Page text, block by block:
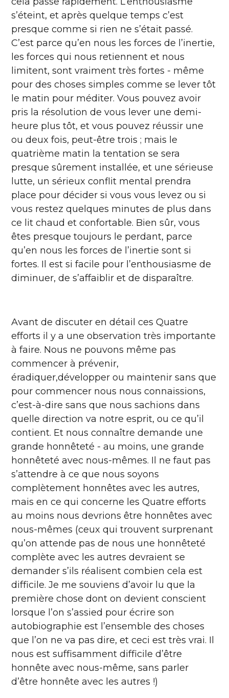
s’éteint, et après quelque temps c’est
presque comme si rien ne s’était passé.
C’est parce qu’en nous les forces de l’inertie,
les forces qui nous retiennent et nous
limitent, sont vraiment très fortes - même
pour des choses simples comme se lever tôt
le matin pour méditer. Vous pouvez avoir
pris la résolution de vous lever une demi-
heure plus tôt, et vous pouvez réussir une
ou deux fois, peut-être trois ; mais le
quatrième matin la tentation se sera
presque sûrement installée, et une sérieuse
lutte, un sérieux conflit mental prendra
place pour décider si vous vous levez ou si
vous restez quelques minutes de plus dans
ce lit chaud et confortable. Bien sûr, vous
êtes presque toujours le perdant, parce
qu’en nous les forces de l’inertie sont si
fortes. Il est si facile pour l’enthousiasme de
diminuer, de s’affaiblir et de disparaître.
Avant de discuter en détail ces Quatre
efforts il y a une observation très importante
à faire. Nous ne pouvons même pas
commencer à prévenir,
éradiquer,développer ou maintenir sans que
pour commencer nous nous connaissions,
c’est-à-dire sans que nous sachions dans
quelle direction va notre esprit, ou ce qu’il
contient. Et nous connaître demande une
grande honnêteté - au moins, une grande
honnêteté avec nous-mêmes. Il ne faut pas
s’attendre à ce que nous soyons
complètement honnêtes avec les autres,
mais en ce qui concerne les Quatre efforts
au moins nous devrions être honnêtes avec
nous-mêmes (ceux qui trouvent surprenant
qu’on attende pas de nous une honnêteté
complète avec les autres devraient se
demander s’ils réalisent combien cela est
difficile. Je me souviens d’avoir lu que la
première chose dont on devient conscient
lorsque l’on s’assied pour écrire son
autobiographie est l’ensemble des choses
que l’on ne va pas dire, et ceci est très vrai. Il
nous est suffisamment difficile d’être
honnête avec nous-même, sans parler
d’être honnête avec les autres !)